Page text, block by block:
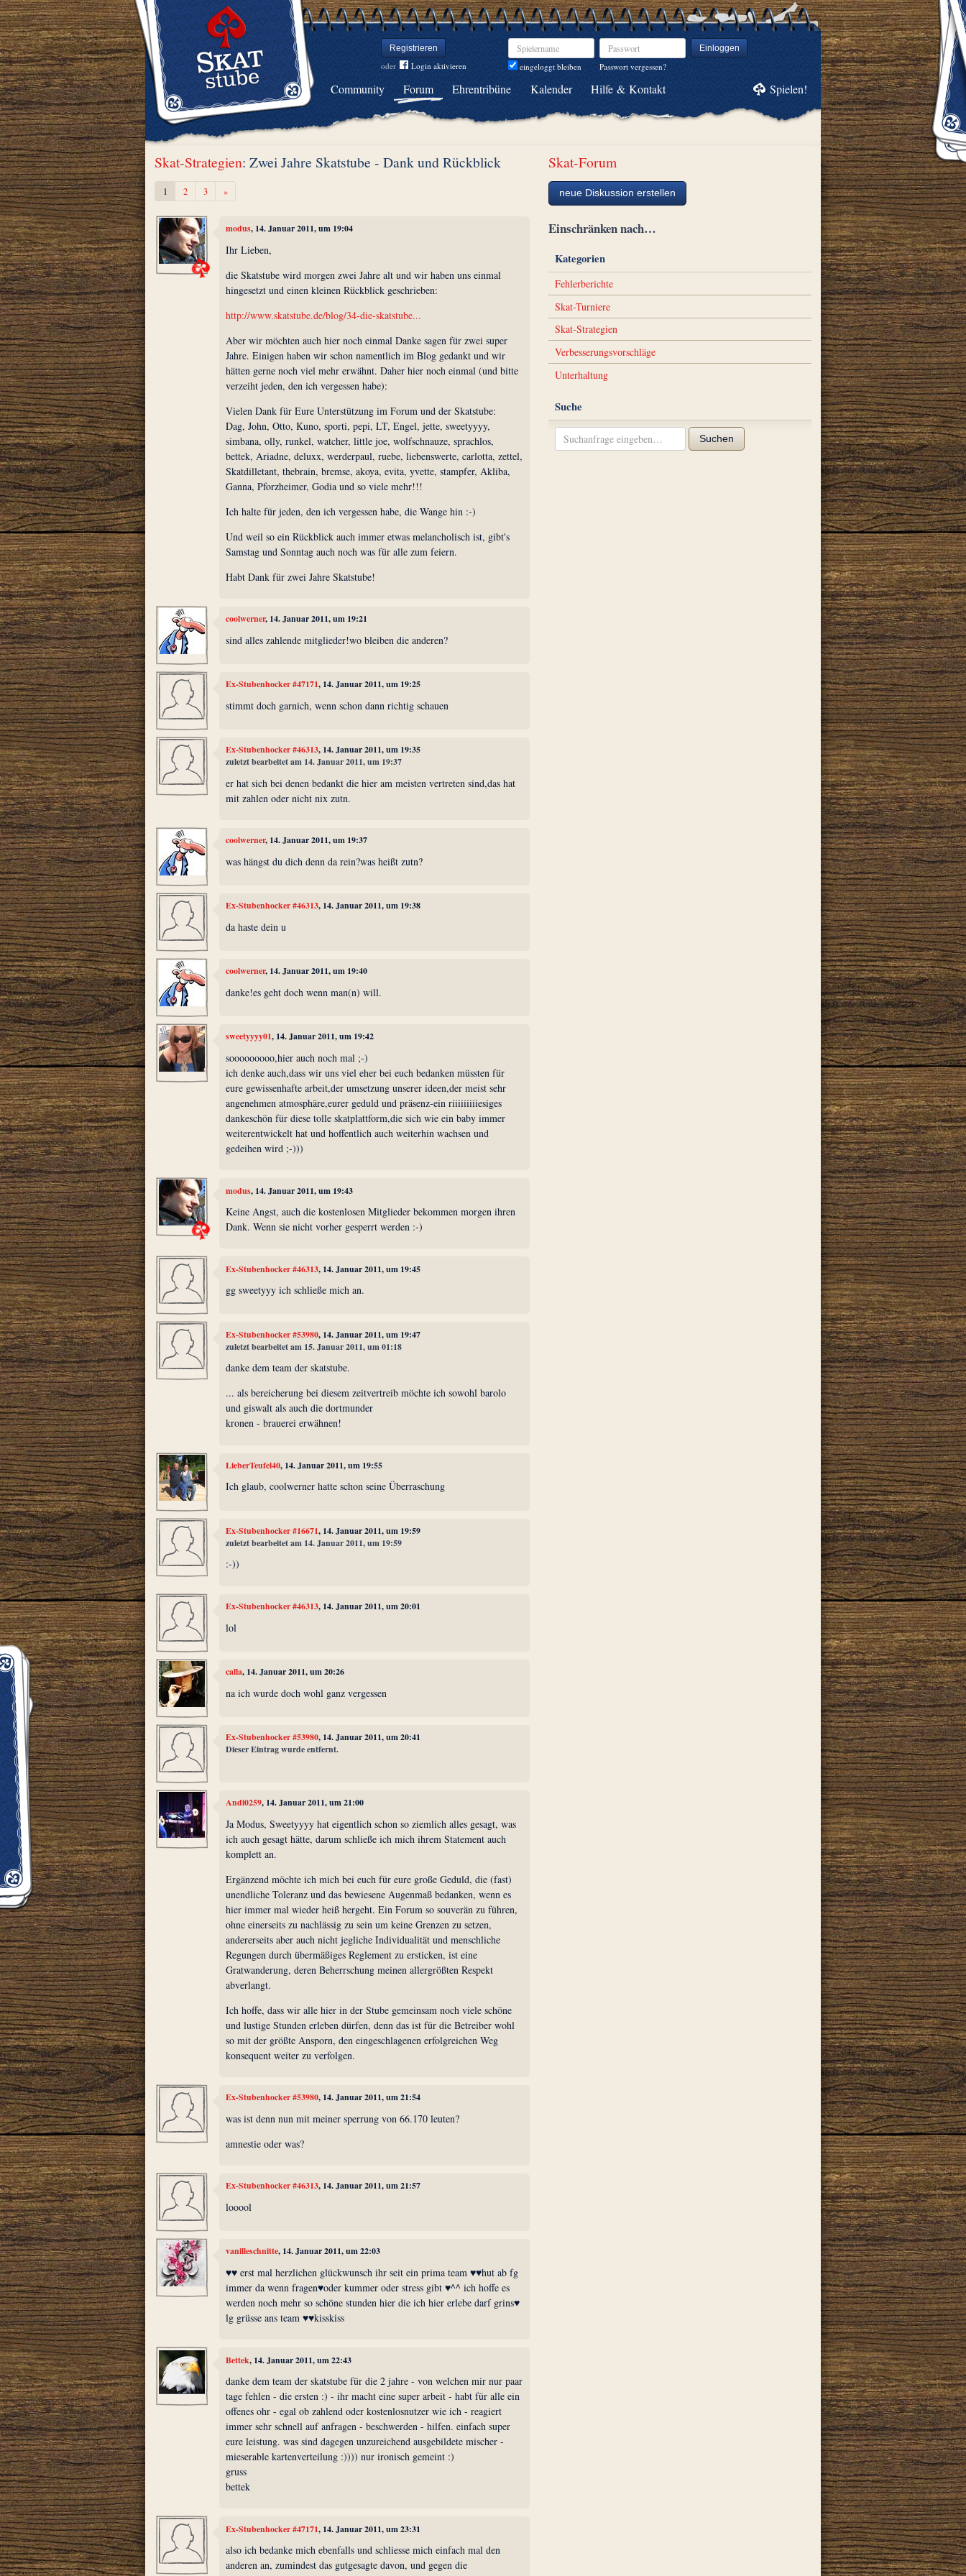
Registrieren
oder Login aktivieren
Spielername
eingeloggt bleiben
Passwort Einloggen
Passwort vergessen?
Community Forum Ehrentribüne Kalender Hilfe & Kontakt Spielen!
Skat-Strategien: Zwei Jahre Skatstube - Dank und Rückblick
1 2 3 »Weiter
modus, 14. Januar 2011, um 19:04
Ihr Lieben,
die Skatstube wird morgen zwei Jahre alt und wir haben uns einmal
hingesetzt und einen kleinen Rückblick geschrieben:
http://www.skatstube.de/blog/34-die-skatstube...
Aber wir möchten auch hier noch einmal Danke sagen für zwei super
Jahre. Einigen haben wir schon namentlich im Blog gedankt und wir
hätten gerne noch viel mehr erwähnt. Daher hier noch einmal (und bitte
verzeiht jeden, den ich vergessen habe):
Vielen Dank für Eure Unterstützung im Forum und der Skatstube:
Dag, John, Otto, Kuno, sporti, pepi, LT, Engel, jette, sweetyyyy,
simbana, olly, runkel, watcher, little joe, wolfschnauze, sprachlos,
bettek, Ariadne, deluxx, werderpaul, ruebe, liebenswerte, carlotta, zettel,
Skatdilletant, thebrain, bremse, akoya, evita, yvette, stampfer, Akliba,
Ganna, Pforzheimer, Godia und so viele mehr!!!
Ich halte für jeden, den ich vergessen habe, die Wange hin :-)
Und weil so ein Rückblick auch immer etwas melancholisch ist, gibt's
Samstag und Sonntag auch noch was für alle zum feiern.
Habt Dank für zwei Jahre Skatstube!
coolwerner, 14. Januar 2011, um 19:21
sind alles zahlende mitglieder!wo bleiben die anderen?
Ex-Stubenhocker #47171, 14. Januar 2011, um 19:25
stimmt doch garnich, wenn schon dann richtig schauen
Ex-Stubenhocker #46313, 14. Januar 2011, um 19:35
zuletzt bearbeitet am 14. Januar 2011, um 19:37
er hat sich bei denen bedankt die hier am meisten vertreten sind,das hat
mit zahlen oder nicht nix zutn.
coolwerner, 14. Januar 2011, um 19:37
was hängst du dich denn da rein?was heißt zutn?
Ex-Stubenhocker #46313, 14. Januar 2011, um 19:38
da haste dein u
coolwerner, 14. Januar 2011, um 19:40
danke!es geht doch wenn man(n) will.
sweetyyyy01, 14. Januar 2011, um 19:42
sooooooooo,hier auch noch mal ;-)
ich denke auch,dass wir uns viel eher bei euch bedanken müssten für
eure gewissenhafte arbeit,der umsetzung unserer ideen,der meist sehr
angenehmen atmosphäre,eurer geduld und präsenz-ein riiiiiiiiiesiges
dankeschön für diese tolle skatplattform,die sich wie ein baby immer
weiterentwickelt hat und hoffentlich auch weiterhin wachsen und
gedeihen wird ;-)))
modus, 14. Januar 2011, um 19:43
Keine Angst, auch die kostenlosen Mitglieder bekommen morgen ihren
Dank. Wenn sie nicht vorher gesperrt werden :-)
Ex-Stubenhocker #46313, 14. Januar 2011, um 19:45
gg sweetyyy ich schließe mich an.
Ex-Stubenhocker #53980, 14. Januar 2011, um 19:47
zuletzt bearbeitet am 15. Januar 2011, um 01:18
danke dem team der skatstube.
... als bereicherung bei diesem zeitvertreib möchte ich sowohl barolo
und giswalt als auch die dortmunder
kronen - brauerei erwähnen!
LieberTeufel40, 14. Januar 2011, um 19:55
Ich glaub, coolwerner hatte schon seine Überraschung
Ex-Stubenhocker #16671, 14. Januar 2011, um 19:59
zuletzt bearbeitet am 14. Januar 2011, um 19:59
:-))
Ex-Stubenhocker #46313, 14. Januar 2011, um 20:01
lol
calla, 14. Januar 2011, um 20:26
na ich wurde doch wohl ganz vergessen
Ex-Stubenhocker #53980, 14. Januar 2011, um 20:41
Dieser Eintrag wurde entfernt.
Andi0259, 14. Januar 2011, um 21:00
Ja Modus, Sweetyyyy hat eigentlich schon so ziemlich alles gesagt, was
ich auch gesagt hätte, darum schließe ich mich ihrem Statement auch
komplett an.
Ergänzend möchte ich mich bei euch für eure große Geduld, die (fast)
unendliche Toleranz und das bewiesene Augenmaß bedanken, wenn es
hier immer mal wieder heiß hergeht. Ein Forum so souverän zu führen,
ohne einerseits zu nachlässig zu sein um keine Grenzen zu setzen,
andererseits aber auch nicht jegliche Individualität und menschliche
Regungen durch übermäßiges Reglement zu ersticken, ist eine
Gratwanderung, deren Beherrschung meinen allergrößten Respekt
abverlangt.
Ich hoffe, dass wir alle hier in der Stube gemeinsam noch viele schöne
und lustige Stunden erleben dürfen, denn das ist für die Betreiber wohl
so mit der größte Ansporn, den eingeschlagenen erfolgreichen Weg
konsequent weiter zu verfolgen.
Ex-Stubenhocker #53980, 14. Januar 2011, um 21:54
was ist denn nun mit meiner sperrung von 66.170 leuten?
amnestie oder was?
Ex-Stubenhocker #46313, 14. Januar 2011, um 21:57
looool
vanilleschnitte, 14. Januar 2011, um 22:03
♥♥ erst mal herzlichen glückwunsch ihr seit ein prima team ♥♥hut ab fg
immer da wenn fragen♥oder kummer oder stress gibt ♥^^ ich hoffe es
werden noch mehr so schöne stunden hier die ich hier erlebe darf grins♥
lg grüsse ans team ♥♥kisskiss
Bettek, 14. Januar 2011, um 22:43
danke dem team der skatstube für die 2 jahre - von welchen mir nur paar
tage fehlen - die ersten :) - ihr macht eine super arbeit - habt für alle ein
offenes ohr - egal ob zahlend oder kostenlosnutzer wie ich - reagiert
immer sehr schnell auf anfragen - beschwerden - hilfen. einfach super
eure leistung. was sind dagegen unzureichend ausgebildete mischer -
mieserable kartenverteilung :)))) nur ironisch gemeint :)
gruss
bettek
Ex-Stubenhocker #47171, 14. Januar 2011, um 23:31
also ich bedanke mich ebenfalls und schliesse mich einfach mal den
anderen an, zumindest das gutgesagte davon, und gegen die
Skat-Forum
neue Diskussion erstellen
Einschränken nach…
Kategorien
Fehlerberichte
Skat-Turniere
Skat-Strategien
Verbesserungsvorschläge
Unterhaltung
Suche
Suchen